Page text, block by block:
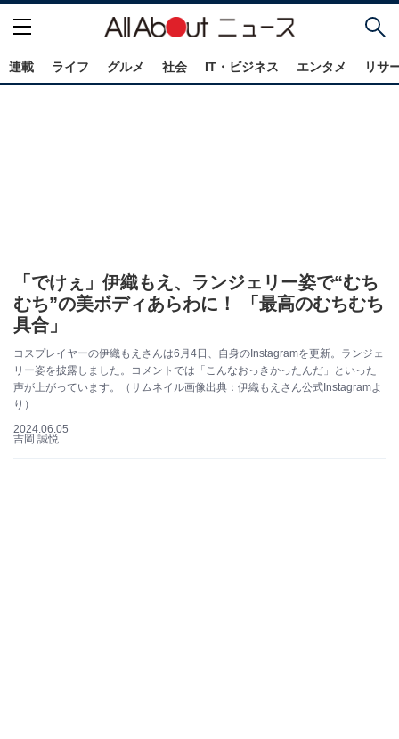
連載 ライフ グルメ 社会 IT・ビジネス エンタメ リサ
「でけぇ」伊織もえ、ランジェリー姿で“むち
むち”の美ボディあらわに！ 「最高のむちむち
具合」
コスプレイヤーの伊織もえさんは6月4日、自身のInstagramを更新。ランジェ
リー姿を披露しました。コメントでは「こんなおっきかったんだ」といった
声が上がっています。（サムネイル画像出典：伊織もえさん公式Instagramよ
り）
2024.06.05
吉岡 誠悦